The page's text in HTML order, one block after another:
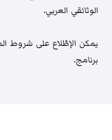
الوثائقي العربي.
يمكن الإطّلاع على شروط
برنامج.